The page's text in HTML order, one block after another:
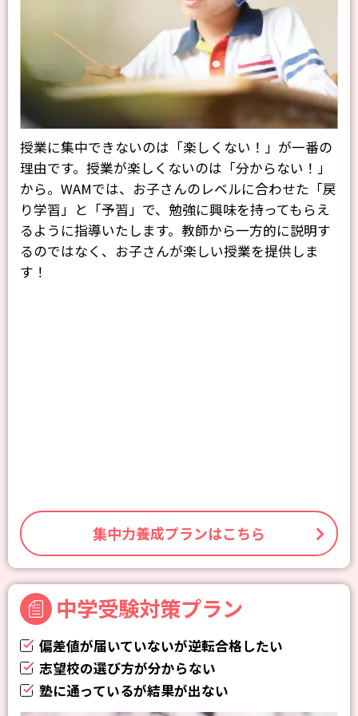
授業に集中できないのは「楽しくない！」が一番の
理由です。授業が楽しくないのは「分からない！」
から。WAMでは、お子さんのレベルに合わせた「戻
り学習」と「予習」で、勉強に興味を持ってもらえ
るように指導いたします。教師から一方的に説明す
るのではなく、お子さんが楽しい授業を提供しま
す！
集中力養成プランはこちら
中学受験対策プラン
偏差値が届いていないが逆転合格したい
志望校の選び方が分からない
塾に通っているが結果が出ない